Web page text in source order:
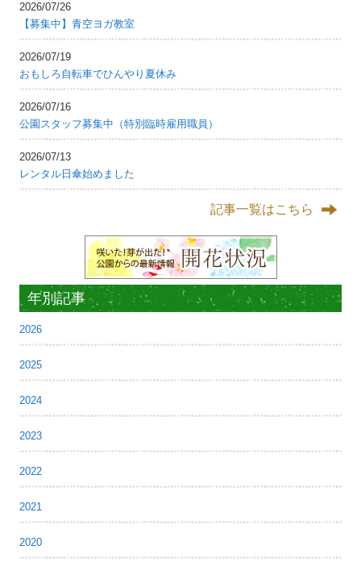
2026/07/26
【募集中】青空ヨガ教室
2026/07/19
おもしろ自転車でひんやり夏休み
2026/07/16
公園スタッフ募集中（特別臨時雇用職員）
2026/07/13
レンタル日傘始めました
記事一覧はこちら
年別記事
2026
2025
2024
2023
2022
2021
2020